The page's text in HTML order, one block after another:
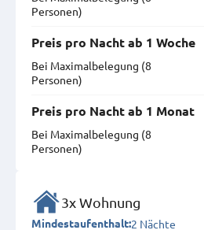
Personen)
Preis pro Nacht ab 1 Woche
Bei Maximal­belegung (8
Personen)
Preis pro Nacht ab 1 Monat
Bei Maximal­belegung (8
Personen)
3x Wohnung
Mindestaufenthalt:2 Nächte